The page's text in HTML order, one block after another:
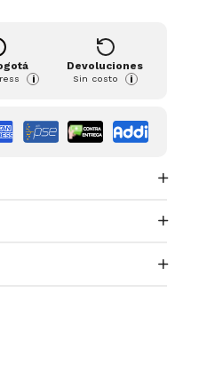
i
Devoluciones
Sin costo i